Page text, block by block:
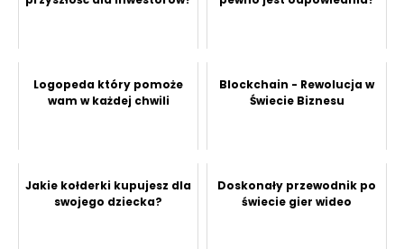
Logopeda który pomoże
wam w każdej chwili
Blockchain - Rewolucja w
Świecie Biznesu
Jakie kołderki kupujesz dla
swojego dziecka?
Doskonały przewodnik po
świecie gier wideo